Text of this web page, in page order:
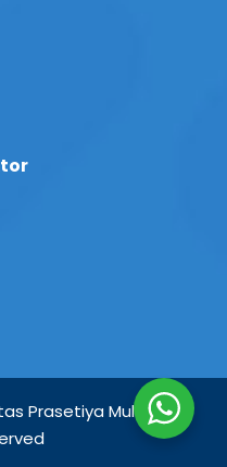
Prasetiya Mulya. All